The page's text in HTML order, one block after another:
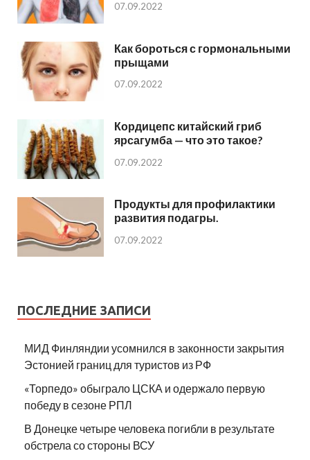
07.09.2022
Как бороться с гормональными
прыщами
07.09.2022
Кордицепс китайский гриб
ярсагумба — что это такое?
07.09.2022
Продукты для профилактики
развития подагры.
07.09.2022
ПОСЛЕДНИЕ ЗАПИСИ
МИД Финляндии усомнился в законности закрытия
Эстонией границ для туристов из РФ
«Торпедо» обыграло ЦСКА и одержало первую
победу в сезоне РПЛ
В Донецке четыре человека погибли в результате
обстрела со стороны ВСУ